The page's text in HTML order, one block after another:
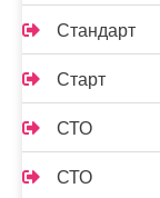
Стандарт
Старт
СТО
СТО